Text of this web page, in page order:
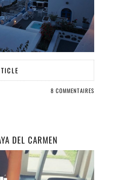
8 COMMENTAIRES
DEL CARMEN